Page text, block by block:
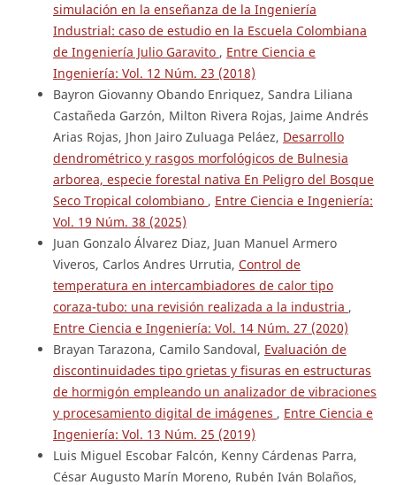
simulación en la enseñanza de la Ingeniería
Industrial: caso de estudio en la Escuela Colombiana
de Ingeniería Julio Garavito , Entre Ciencia e
Ingeniería: Vol. 12 Núm. 23 (2018)
Bayron Giovanny Obando Enriquez, Sandra Liliana
Castañeda Garzón, Milton Rivera Rojas, Jaime Andrés
Arias Rojas, Jhon Jairo Zuluaga Peláez, Desarrollo
dendrométrico y rasgos morfológicos de Bulnesia
arborea, especie forestal nativa En Peligro del Bosque
Seco Tropical colombiano , Entre Ciencia e Ingeniería:
Vol. 19 Núm. 38 (2025)
Juan Gonzalo Álvarez Diaz, Juan Manuel Armero
Viveros, Carlos Andres Urrutia, Control de
temperatura en intercambiadores de calor tipo
coraza-tubo: una revisión realizada a la industria ,
Entre Ciencia e Ingeniería: Vol. 14 Núm. 27 (2020)
Brayan Tarazona, Camilo Sandoval, Evaluación de
discontinuidades tipo grietas y fisuras en estructuras
de hormigón empleando un analizador de vibraciones
y procesamiento digital de imágenes , Entre Ciencia e
Ingeniería: Vol. 13 Núm. 25 (2019)
Luis Miguel Escobar Falcón, Kenny Cárdenas Parra,
César Augusto Marín Moreno, Rubén Iván Bolaños,